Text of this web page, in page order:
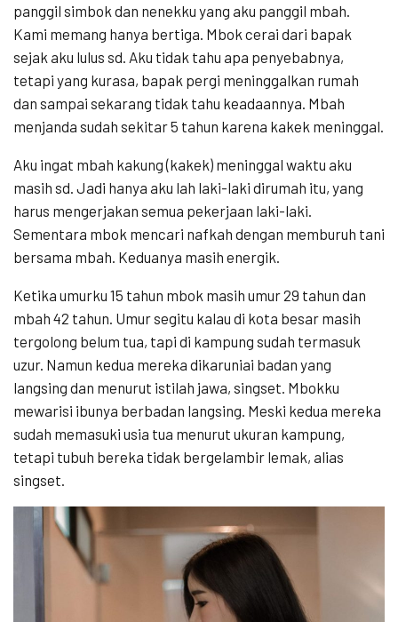
panggil simbok dan nenekku yang aku panggil mbah.
Kami memang hanya bertiga. Mbok cerai dari bapak
sejak aku lulus sd. Aku tidak tahu apa penyebabnya,
tetapi yang kurasa, bapak pergi meninggalkan rumah
dan sampai sekarang tidak tahu keadaannya. Mbah
menjanda sudah sekitar 5 tahun karena kakek meninggal.
Aku ingat mbah kakung (kakek) meninggal waktu aku
masih sd. Jadi hanya aku lah laki-laki dirumah itu, yang
harus mengerjakan semua pekerjaan laki-laki.
Sementara mbok mencari nafkah dengan memburuh tani
bersama mbah. Keduanya masih energik.
Ketika umurku 15 tahun mbok masih umur 29 tahun dan
mbah 42 tahun. Umur segitu kalau di kota besar masih
tergolong belum tua, tapi di kampung sudah termasuk
uzur. Namun kedua mereka dikaruniai badan yang
langsing dan menurut istilah jawa, singset. Mbokku
mewarisi ibunya berbadan langsing. Meski kedua mereka
sudah memasuki usia tua menurut ukuran kampung,
tetapi tubuh bereka tidak bergelambir lemak, alias
singset.